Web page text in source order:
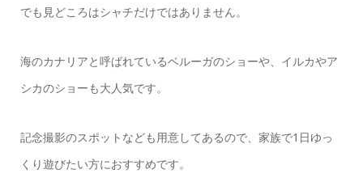
でも見どころはシャチだけではありません。
海のカナリアと呼ばれているベルーガのショーや、イルカやア
シカのショーも大人気です。
記念撮影のスポットなども用意してあるので、家族で1日ゆっ
くり遊びたい方におすすめです。